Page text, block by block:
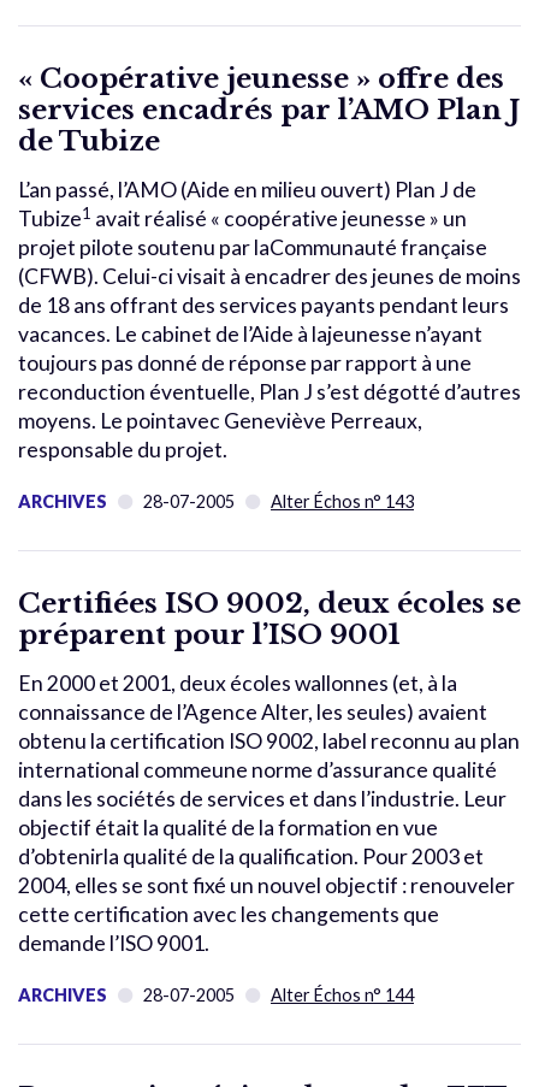
« Coopérative jeunesse » offre des
services encadrés par l’AMO Plan J
de Tubize
L’an passé, l’AMO (Aide en milieu ouvert) Plan J de
Tubize1 avait réalisé « coopérative jeunesse » un
projet pilote soutenu par laCommunauté française
(CFWB). Celui-ci visait à encadrer des jeunes de moins
de 18 ans offrant des services payants pendant leurs
vacances. Le cabinet de l’Aide à lajeunesse n’ayant
toujours pas donné de réponse par rapport à une
reconduction éventuelle, Plan J s’est dégotté d’autres
moyens. Le pointavec Geneviève Perreaux,
responsable du projet.
ARCHIVES 28-07-2005 Alter Échos n° 143
Certifiées ISO 9002, deux écoles se
préparent pour l’ISO 9001
En 2000 et 2001, deux écoles wallonnes (et, à la
connaissance de l’Agence Alter, les seules) avaient
obtenu la certification ISO 9002, label reconnu au plan
international commeune norme d’assurance qualité
dans les sociétés de services et dans l’industrie. Leur
objectif était la qualité de la formation en vue
d’obtenirla qualité de la qualification. Pour 2003 et
2004, elles se sont fixé un nouvel objectif : renouveler
cette certification avec les changements que
demande l’ISO 9001.
ARCHIVES 28-07-2005 Alter Échos n° 144